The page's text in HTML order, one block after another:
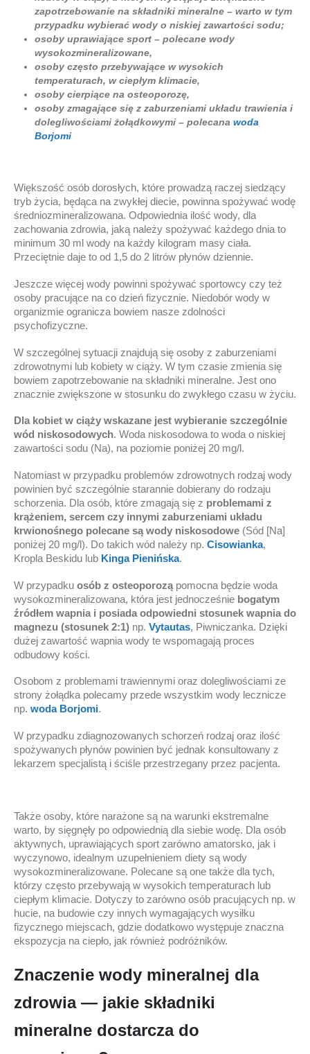
zapotrzebowanie na składniki mineralne – warto w tym
przypadku wybierać wody o niskiej zawartości sodu;
osoby uprawiające sport – polecane wody
wysokozmineralizowane,
osoby często przebywające w wysokich
temperaturach, w ciepłym klimacie,
osoby cierpiące na osteoporozę,
osoby zmagające się z zaburzeniami układu trawienia i
dolegliwościami żołądkowymi – polecana woda
Borjomi
Większość osób dorosłych, które prowadzą raczej siedzący
tryb życia, będąca na zwykłej diecie, powinna spożywać wodę
średniozmineralizowana. Odpowiednia ilość wody, dla
zachowania zdrowia, jaką należy spożywać każdego dnia to
minimum 30 ml wody na każdy kilogram masy ciała.
Przeciętnie daje to od 1,5 do 2 litrów płynów dziennie.
Jeszcze więcej wody powinni spożywać sportowcy czy też
osoby pracujące na co dzień fizycznie. Niedobór wody w
organizmie ogranicza bowiem nasze zdolności
psychofizyczne.
W szczególnej sytuacji znajdują się osoby z zaburzeniami
zdrowotnymi lub kobiety w ciąży. W tym czasie zmienia się
bowiem zapotrzebowanie na składniki mineralne. Jest ono
znacznie zwiększone w stosunku do zwykłego czasu w życiu.
Dla kobiet w ciąży wskazane jest wybieranie szczególnie
wód niskosodowych. Woda niskosodowa to woda o niskiej
zawartości sodu (Na), na poziomie poniżej 20 mg/l.
Natomiast w przypadku problemów zdrowotnych rodzaj wody
powinien być szczególnie starannie dobierany do rodzaju
schorzenia. Dla osób, które zmagają się z problemami z
krążeniem, sercem czy innymi zaburzeniami układu
krwionośnego polecane są wody niskosodowe (Sód [Na]
poniżej 20 mg/l). Do takich wód należy np. Cisowianka,
Kropla Beskidu lub Kinga Pienińska.
W przypadku osób z osteoporozą pomocna będzie woda
wysokozmineralizowana, która jest jednocześnie bogatym
źródłem wapnia i posiada odpowiedni stosunek wapnia do
magnezu (stosunek 2:1) np. Vytautas, Piwniczanka. Dzięki
dużej zawartość wapnia wody te wspomagają proces
odbudowy kości.
Osobom z problemami trawiennymi oraz dolegliwościami ze
strony żołądka polecamy przede wszystkim wody lecznicze
np. woda Borjomi.
W przypadku zdiagnozowanych schorzeń rodzaj oraz ilość
spożywanych płynów powinien być jednak konsultowany z
lekarzem specjalistą i ściśle przestrzegany przez pacjenta.
Także osoby, które narażone są na warunki ekstremalne
warto, by sięgnęły po odpowiednią dla siebie wodę. Dla osób
aktywnych, uprawiających sport zarówno amatorsko, jak i
wyczynowo, idealnym uzupełnieniem diety są wody
wysokozmineralizowane. Polecane są one także dla tych,
którzy często przebywają w wysokich temperaturach lub
ciepłym klimacie. Dotyczy to zarówno osób pracujących np. w
hucie, na budowie czy innych wymagających wysiłku
fizycznego miejscach, gdzie dodatkowo występuje znaczna
ekspozycja na ciepło, jak również podróżników.
Znaczenie wody mineralnej dla
zdrowia — jakie składniki
mineralne dostarcza do